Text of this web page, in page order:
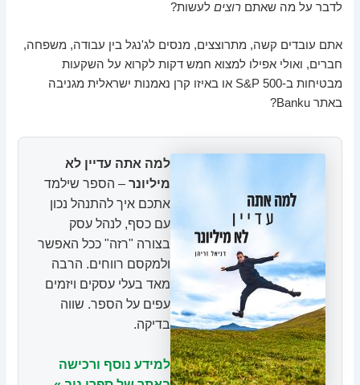
לדבר על מה שאתםרוצים לעשות?
אתם עובדים קשה, מתרוצצים, מנסים לג'נגל בין עבודה, משפחה,
חברים, ואולי אפילו למצוא חמש דקות לקרוא על השקעות
מבטיחות ב-S&P 500 או באיזו קרן נאמנות ישראלית מגניבה
באתר Banku?
למה אתה עדיין לא
מיליונר – הספר שילמד
אתכם איך להתנהל נכון
עם כסף, לנהל עסק
בצורה "רזה" ככל האפשר
ולמקסם רווחים. הרבה
מאד בעלי עסקים ויזמים
עפים על הספר. שווה
בדיקה.
למידע נוסף ורכישה